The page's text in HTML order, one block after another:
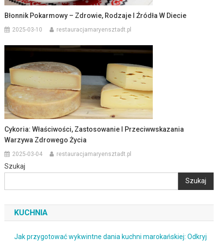
Błonnik Pokarmowy – Zdrowie, Rodzaje I Źródła W Diecie
2025-03-10 restauracjamaryensztadt.pl
Cykoria: Właściwości, Zastosowanie I Przeciwwskazania
Warzywa Zdrowego Życia
2025-03-04 restauracjamaryensztadt.pl
Szukaj
Szukaj
KUCHNIA
Jak przygotować wykwintne dania kuchni marokańskiej: Odkryj